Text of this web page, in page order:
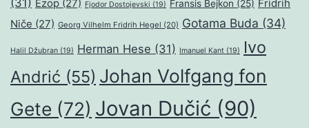
(31) Ezop (27) Fjodor Dostojevski (19) Fransis Bejkon (25) Fridrih
Niče (27) Georg Vilhelm Fridrih Hegel (20) Gotama Buda (34)
Halil Džubran (19) Herman Hese (31) Imanuel Kant (19)
Ivo
Andrić (55) Johan Volfgang fon
Gete (72) Jovan Dučić (90)